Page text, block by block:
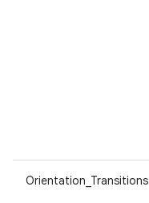
Orientation_Transitions